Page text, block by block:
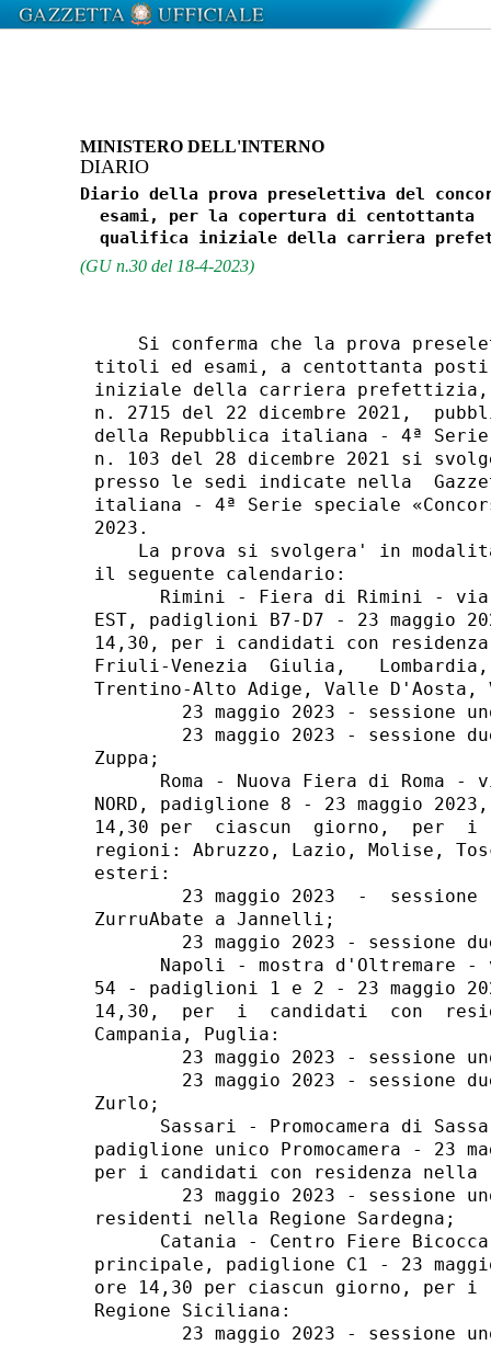
MINISTERO DELL'INTERNO
DIARIO
Diario della prova preselettiva del
esami, per la copertura di centottanta
(GU n.30 del 18-4-2023)
Si conferma che la prova
titoli ed esami, a centottanta
iniziale della carriera prefettizia,
n. 2715 del 22 dicembre 2021,
della Repubblica italiana - 4ª
n. 103 del 28 dicembre 2021 si
presso le sedi indicate nella
italiana - 4ª Serie speciale
2023.
La prova si svolgera' in
il seguente calendario:
Rimini - Fiera di Rimini -
EST, padiglioni B7-D7 - 23 maggio
14,30, per i candidati con
Friuli-Venezia  Giulia,
Trentino-Alto Adige, Valle D'Aosta,
23 maggio 2023 - sessione
23 maggio 2023 - sessione
Zuppa;
Roma - Nuova Fiera di Roma -
NORD, padiglione 8 - 23 maggio
14,30 per  ciascun  giorno,  per  i
regioni: Abruzzo, Lazio, Molise,
esteri:
23 maggio 2023  -  sessione
ZurruAbate a Jannelli;
23 maggio 2023 - sessione
Napoli - mostra d'Oltremare -
54 - padiglioni 1 e 2 - 23 maggio
14,30,  per  i  candidati  con
Campania, Puglia:
23 maggio 2023 - sessione
23 maggio 2023 - sessione
Zurlo;
Sassari - Promocamera di
padiglione unico Promocamera - 23
per i candidati con residenza nella
23 maggio 2023 - sessione
residenti nella Regione Sardegna;
Catania - Centro Fiere
principale, padiglione C1 - 23
ore 14,30 per ciascun giorno, per
Regione Siciliana:
23 maggio 2023 - sessione